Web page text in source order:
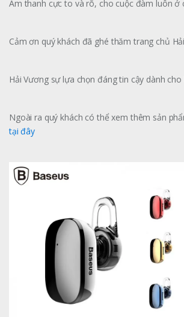
Âm thanh cực to và rõ, cho cuộc đàm luôn ở
Cảm ơn quý khách đã ghé thăm trang chủ
Hải Vương sự lựa chọn đáng tin cậy dành
Ngoài ra quý khách có thể xem thêm sản
tại đây